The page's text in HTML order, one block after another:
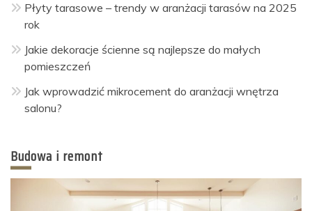
Płyty tarasowe – trendy w aranżacji tarasów na 2025
rok
Jakie dekoracje ścienne są najlepsze do małych
pomieszczeń
Jak wprowadzić mikrocement do aranżacji wnętrza
salonu?
Budowa i remont